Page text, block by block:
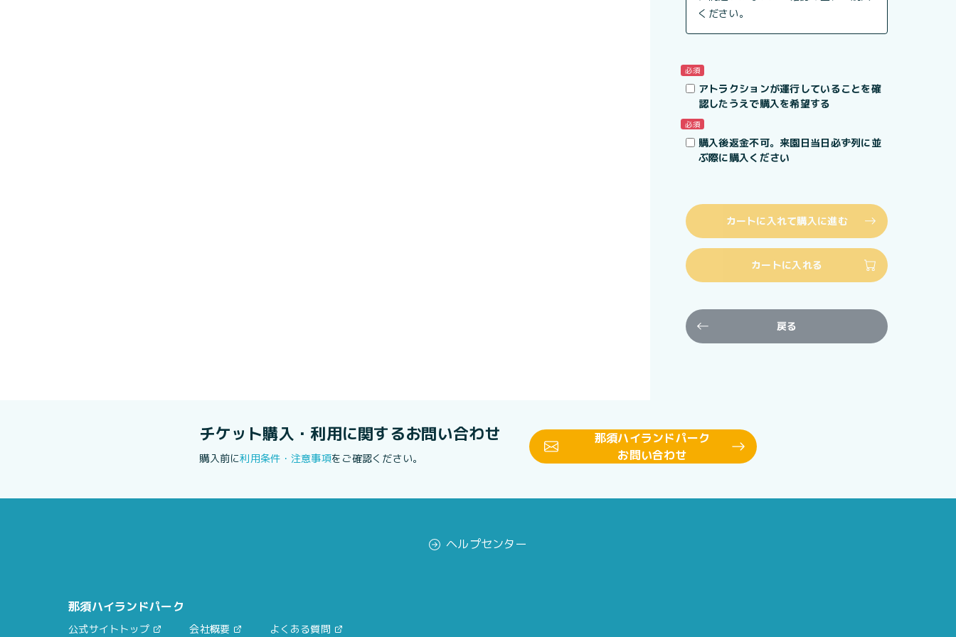
ください。
必須
アトラクションが運行していることを確
認したうえで購入を希望する
必須
購入後返金不可。来園日当日必ず列に並
ぶ際に購入ください
カートに入れて購入に進む
カートに入れる
戻る
チケット購入・利用に関するお問い合わせ
購入前に利用条件・注意事項をご確認ください。
那須ハイランドパーク
お問い合わせ
ヘルプセンター
那須ハイランドパーク
公式サイトトップ 会社概要 よくある質問